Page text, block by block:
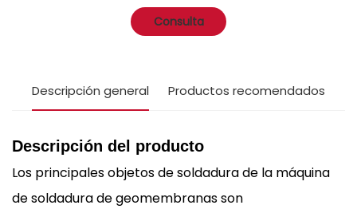
Consulta
Descripción general Productos recomendados
Descripción del producto
Los principales objetos de soldadura de la máquina
de soldadura de geomembranas son